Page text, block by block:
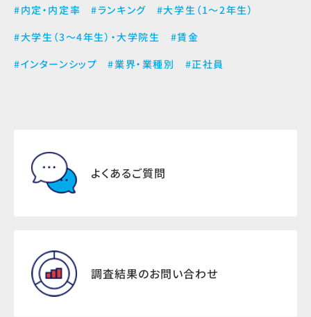
#内定・内定率 #ランキング
#大学生（1～2年生）
#大学生（3～4年生）・大学院生
#賃金
#インターンシップ
#業界・業種別 #正社員
よくあるご質問
調査結果のお問い合わせ